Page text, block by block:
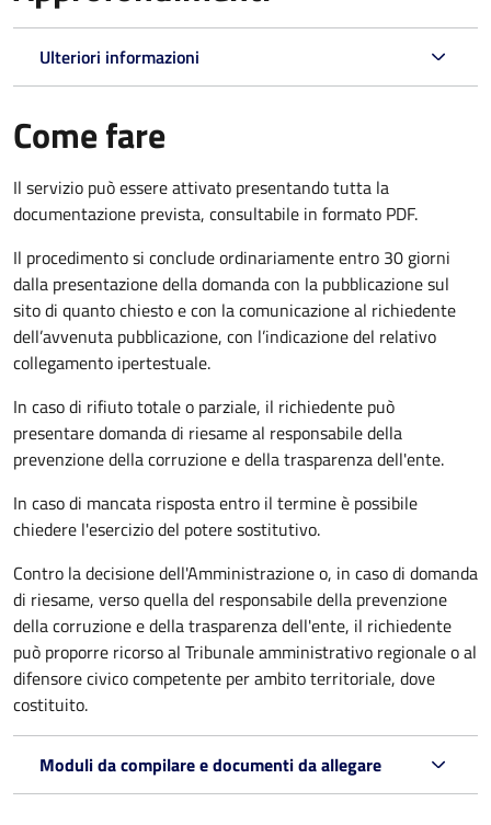
Ulteriori informazioni
Come fare
Il servizio può essere attivato presentando tutta la
documentazione prevista, consultabile in formato PDF.
Il procedimento si conclude ordinariamente entro 30 giorni
dalla presentazione della domanda con la pubblicazione sul
sito di quanto chiesto e con la comunicazione al richiedente
dell’avvenuta pubblicazione, con l’indicazione del relativo
collegamento ipertestuale.
In caso di rifiuto totale o parziale, il richiedente può
presentare domanda di riesame al responsabile della
prevenzione della corruzione e della trasparenza dell'ente.
In caso di mancata risposta entro il termine è possibile
chiedere l'esercizio del potere sostitutivo.
Contro la decisione dell'Amministrazione o, in caso di domanda
di riesame, verso quella del responsabile della prevenzione
della corruzione e della trasparenza dell'ente, il richiedente
può proporre ricorso al Tribunale amministrativo regionale o al
difensore civico competente per ambito territoriale, dove
costituito.
Moduli da compilare e documenti da allegare